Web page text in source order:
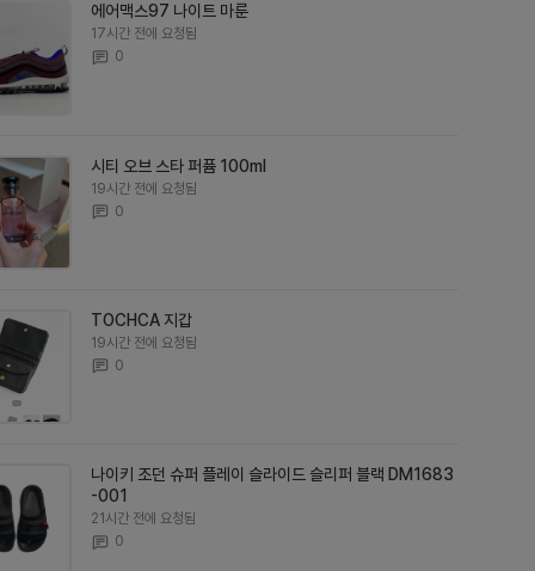
에어맥스97 나이트 마룬
17시간 전에 요청됨
0
시티 오브 스타 퍼퓸 100ml
19시간 전에 요청됨
0
TOCHCA 지갑
19시간 전에 요청됨
0
나이키 조던 슈퍼 플레이 슬라이드 슬리퍼 블랙 DM1683
-001
21시간 전에 요청됨
0